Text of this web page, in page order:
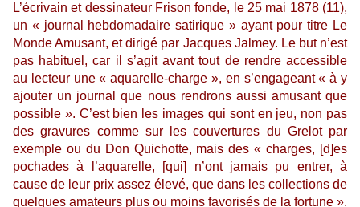
L’écrivain et dessinateur Frison fonde, le 25 mai 1878 (11),
un « journal hebdomadaire satirique » ayant pour titre Le
Monde Amusant, et dirigé par Jacques Jalmey. Le but n’est
pas habituel, car il s’agit avant tout de rendre accessible
au lecteur une « aquarelle-charge », en s’engageant « à y
ajouter un journal que nous rendrons aussi amusant que
possible ». C’est bien les images qui sont en jeu, non pas
des gravures comme sur les couvertures du Grelot par
exemple ou du Don Quichotte, mais des « charges, [d]es
pochades à l’aquarelle, [qui] n’ont jamais pu entrer, à
cause de leur prix assez élevé, que dans les collections de
quelques amateurs plus ou moins favorisés de la fortune ».